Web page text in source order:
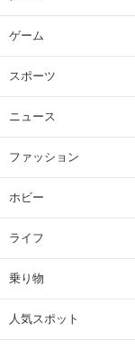
ゲーム
スポーツ
ニュース
ファッション
ホビー
ライフ
乗り物
人気スポット